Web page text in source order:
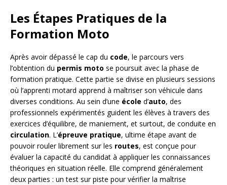
Les Étapes Pratiques de la
Formation Moto
Après avoir dépassé le cap du code, le parcours vers
l’obtention du permis moto se poursuit avec la phase de
formation pratique. Cette partie se divise en plusieurs sessions
où l’apprenti motard apprend à maîtriser son véhicule dans
diverses conditions. Au sein d’une école d’auto, des
professionnels expérimentés guident les élèves à travers des
exercices d’équilibre, de maniement, et surtout, de conduite en
circulation. L’épreuve pratique, ultime étape avant de
pouvoir rouler librement sur les routes, est conçue pour
évaluer la capacité du candidat à appliquer les connaissances
théoriques en situation réelle. Elle comprend généralement
deux parties : un test sur piste pour vérifier la maîtrise